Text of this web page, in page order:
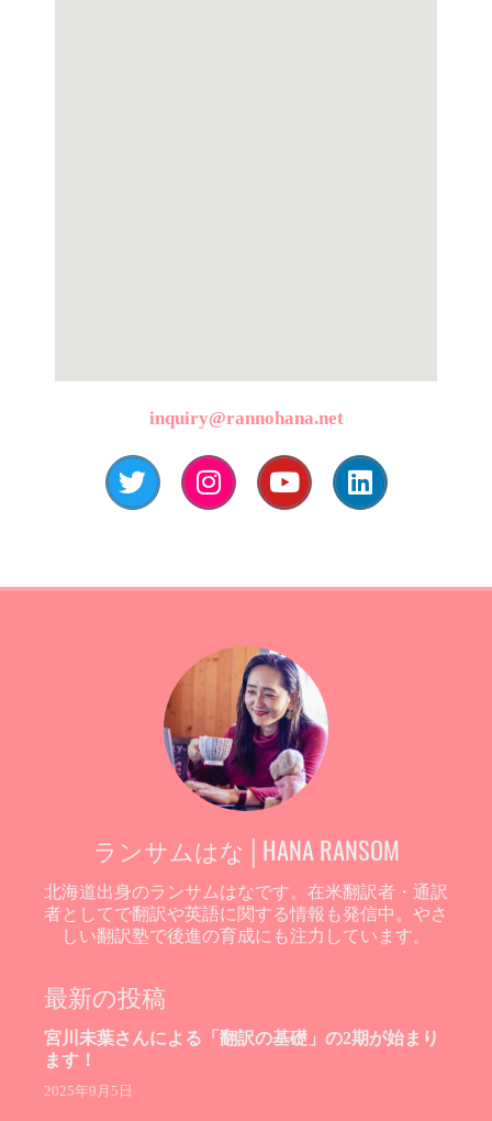
inquiry@rannohana.net
ランサムはな│HANA RANSOM
北海道出身のランサムはなです。在米翻訳者・通訳
者としてで翻訳や英語に関する情報も発信中。やさ
しい翻訳塾で後進の育成にも注力しています。
最新の投稿
宮川未葉さんによる「翻訳の基礎」の2期が始まり
ます！
2025年9月5日